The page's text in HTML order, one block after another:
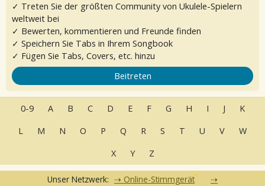
✓ Treten Sie der größten Community von Ukulele-Spielern
weltweit bei
✓ Bewerten, kommentieren und Freunde finden
✓ Speichern Sie Tabs in Ihrem Songbook
✓ Fügen Sie Tabs, Covers, etc. hinzu
Beitreten
0-9 A B C D E F G H I J
K
L
M N O P Q R S T U V
W
X
Y Z
Unser Netzwerk:
Online-Stimmgerät